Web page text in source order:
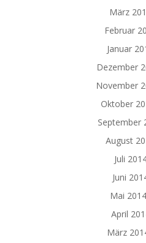
März
Februar
Januar
Dezember
November
Oktober
September
August
Juli
Juni
Mai 2014
April
März